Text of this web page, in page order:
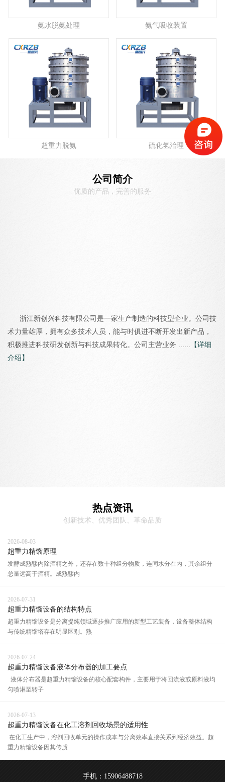
氨水脱氨处理 氨气吸收装置
超重力脱氨 硫化氢治理
公司简介
优质的产品，完善的服务
浙江新创兴科技有限公司是一家生产制造的科技型企业。公司技
术力量雄厚，拥有众多技术人员，能与时俱进不断开发出新产品，
积极推进科技研发创新与科技成果转化。公司主营业务 ...... 【详细
介绍】
热点资讯
创新技术、优秀团队、革命品质
2026-08-03
超重力精馏原理
发酵成熟醪内除酒精之外，还存在数十种组分物质，连同水分在内，其余组分
总量远高于酒精。成熟醪内
2026-07-31
超重力精馏设备的结构特点
超重力精馏设备是分离提纯领域逐步推广应用的新型工艺装备，设备整体结构
与传统精馏塔存在明显区别。熟
2026-07-24
超重力精馏设备液体分布器的加工要点
液体分布器是超重力精馏设备的核心配套构件，主要用于将回流液或原料液均
匀喷淋至转子
2026-07-13
超重力精馏设备在化工溶剂回收场景的适用性
在化工生产中，溶剂回收单元的操作成本与分离效率直接关系到经济效益。超
重力精馏设备因其传质
手机：15906488718